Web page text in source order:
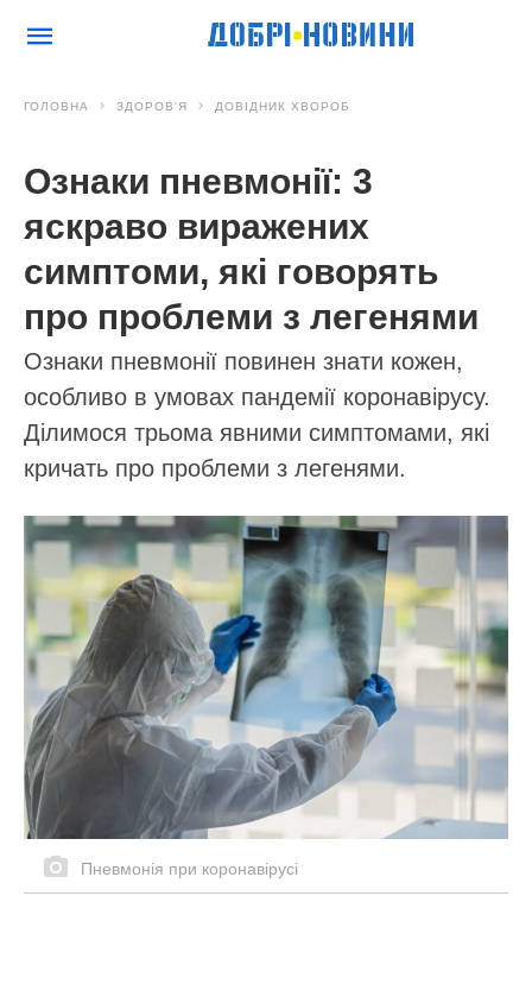
ГОЛОВНА ЗДОРОВ'Я ДОВІДНИК ХВОРОБ
Ознаки пневмонії: 3
яскраво виражених
симптоми, які говорять
про проблеми з легенями
Ознаки пневмонії повинен знати кожен,
особливо в умовах пандемії коронавірусу.
Ділимося трьома явними симптомами, які
кричать про проблеми з легенями.
Пневмонія при коронавірусі